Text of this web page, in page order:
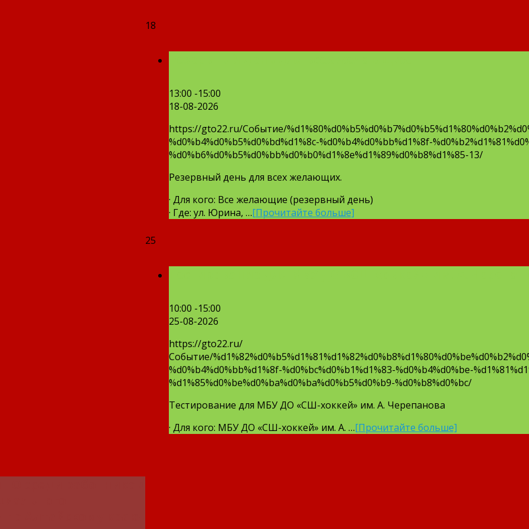
18
13:00 -15:00
18-08-2026
https://gto22.ru/Событие/
%d0%b4%d0%b5%d0%bd%d1%8c-%d0%b4%d0%bb%d1%8f-
%d0%b6%d0%b5%d0%bb%d0%b0%d1%8e%d1%89%d0%b8%d1%85-13/
Резервный день для всех желающих.
· Для кого: Все желающие (резервный день)
· Где: ул. Юрина, …[Прочитайте больше]
25
10:00 -15:00
25-08-2026
https://gto22.ru/
Событие/
%d0%b4%d0%bb%d1%8f-%d0%bc%d0%b1%d1%83-%d0%b4%d0%be-
%d1%85%d0%be%d0%ba%d0%ba%d0%b5%d0%b9-%d0%b8%d0%bc/
Тестирование для МБУ ДО «СШ-хоккей» им. А. Черепанова
· Для кого: МБУ ДО «СШ-хоккей» им. А. …[Прочитайте больше]